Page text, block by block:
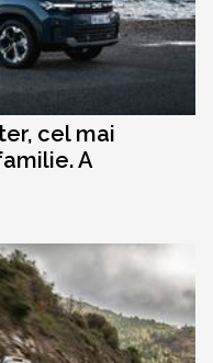
cel mai
A